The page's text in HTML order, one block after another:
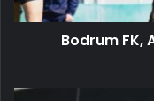
Bodrum FK,